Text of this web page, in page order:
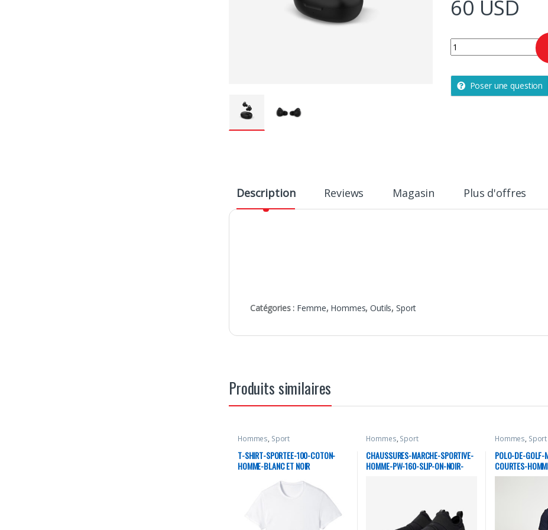
60 USD
Ecouteurs de running tws
Poser une question
Description Reviews Magasin Plus d'offres
Catégories : Femme, Hommes,Outils,Sport
Produits similaires
Hommes, Sport
T-SHIRT-SPORTEE-100-COTON-
HOMME-BLANC ET NOIR
Hommes, Sport
CHAUSSURES-MARCHE-SPORTIVE-
HOMME-PW-160-SLIP-ON-NOIR-
Hommes, Sport
POLO-DE-GOLF-
COURTES-